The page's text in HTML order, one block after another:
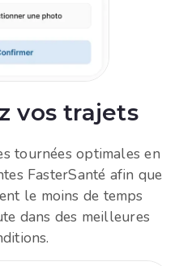
vos trajets
tournées optimales en
FasterSanté afin que
le moins de temps
dans des meilleures